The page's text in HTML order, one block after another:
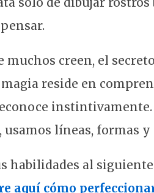
muchos creen, el
reside en
usamos líneas, formas
habilidades al
aquí cómo